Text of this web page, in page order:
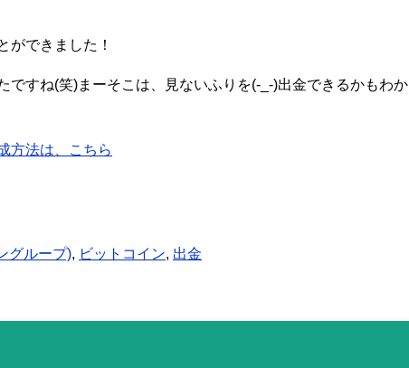
ができました！
ですね(笑)まーそこは、見ないふりを(-_-)出金できるかもわか
方法は、こちら
グループ), ビットコイン, 出金